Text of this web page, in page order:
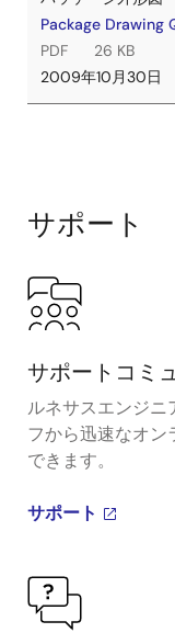
Package Drawing
PDF
26 KB
2009年10月30日
サポート
サポートコミ
ルネサスエンジニ
フから迅速なオ
できます。
サポート